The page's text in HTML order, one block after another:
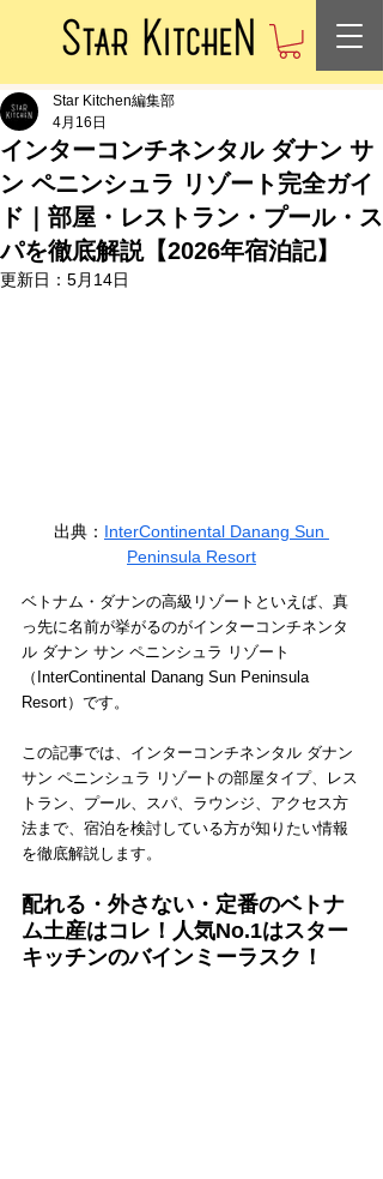
インターコンチネンタル ダナン サ
ン ペニンシュラ リゾート完全ガイ
ド｜部屋・レストラン・プール・ス
パを徹底解説【2026年宿泊記】
Star Kitchen編集部
4月16日
更新日： 5月14日
出典： InterContinental Danang Sun
Peninsula Resort
ベトナム・ダナンの高級リゾートといえば、真
っ先に名前が挙がるのがインターコンチネンタ
ル ダナン サン ペニンシュラ リゾート
（InterContinental Danang Sun Peninsula
Resort）です。
この記事では、インターコンチネンタル ダナン
サン ペニンシュラ リゾートの部屋タイプ、レス
トラン、プール、スパ、ラウンジ、アクセス方
法まで、宿泊を検討している方が知りたい情報
を徹底解説します。
配れる・外さない・定番のベトナ
ム土産はコレ！人気No.1はスター
キッチンのバインミーラスク！